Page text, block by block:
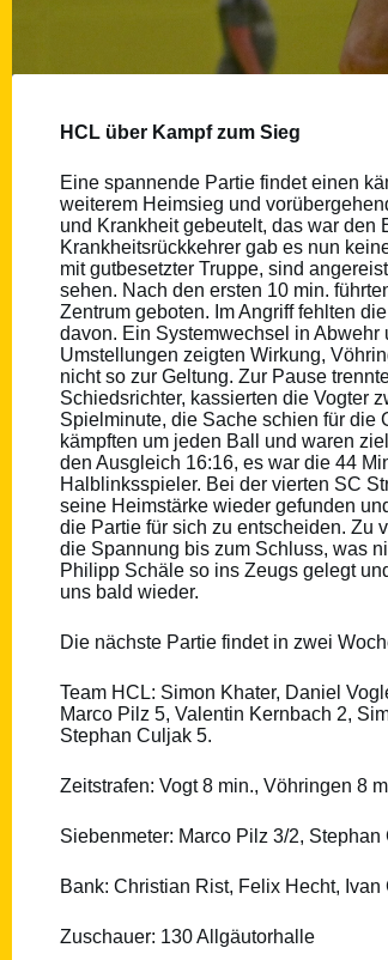
HCL über Kampf zum Sieg
Eine spannende Partie findet einen
weiterem Heimsieg und
und Krankheit gebeutelt, das war
Krankheitsrückkehrer gab es nun
mit gutbesetzter Truppe, sind
sehen. Nach den ersten 10 min.
Zentrum geboten. Im Angriff fehlten
davon. Ein Systemwechsel in
Umstellungen zeigten Wirkung,
nicht so zur Geltung. Zur Pause
Schiedsrichter, kassierten die Vogter
Spielminute, die Sache schien für die
kämpften um jeden Ball und waren
den Ausgleich 16:16, es war die 44
Halblinksspieler. Bei der vierten SC
seine Heimstärke wieder gefunden
die Partie für sich zu entscheiden. Zu
die Spannung bis zum Schluss, was
Philipp Schäle so ins Zeugs gelegt
uns bald wieder.
Die nächste Partie findet in zwei
Team HCL: Simon Khater, Daniel
Marco Pilz 5, Valentin Kernbach 2,
Stephan Culjak 5.
Zeitstrafen: Vogt 8 min., Vöhringen 8
Siebenmeter: Marco Pilz 3/2,
Bank: Christian Rist, Felix Hecht, Ivan
Zuschauer: 130 Allgäutorhalle